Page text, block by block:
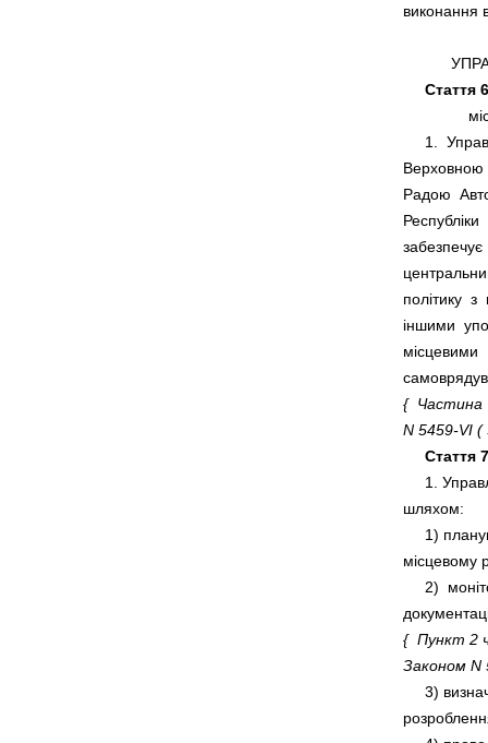
Стаття
1.
Верховною
Радою
політику
іншими
місцевими
{  Частина
N 5459-VI (
Стаття
1.
1)
2)
{  Пункт 2
Законом N
3)